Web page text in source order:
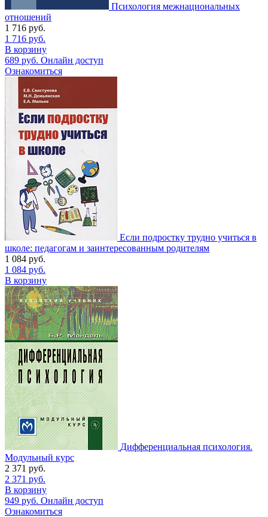
Психология межнациональных
отношений
1 716 руб.
1 716 руб.
В корзину
689 руб. Онлайн доступ
Ознакомиться
Если подростку трудно учиться в
школе: педагогам и заинтересованным родителям
1 084 руб.
1 084 руб.
В корзину
Дифференциальная психология.
Модульный курс
2 371 руб.
2 371 руб.
В корзину
949 руб. Онлайн доступ
Ознакомиться